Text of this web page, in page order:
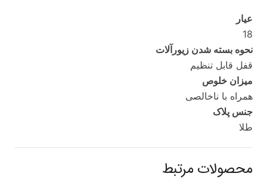
عیار
18
نحوه بسته شدن زیورآلات
قفل قابل تنظیم
میزان خلوص
همراه با ناخالصی
جنس پلاک
طلا
محصولات مرتبط